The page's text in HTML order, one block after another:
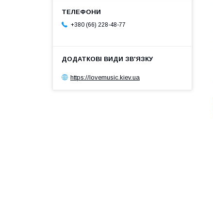
+380 (66) 228-48-77
https://lovemusic.kiev.ua